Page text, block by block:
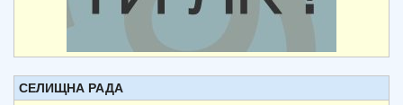
СЕЛИЩНА РАДА